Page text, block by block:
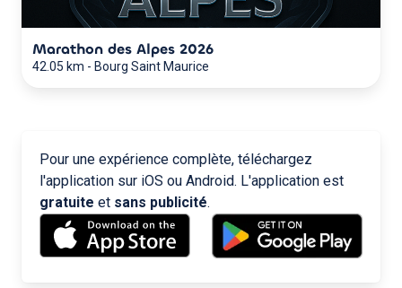
Marathon des Alpes 2026
42.05 km - Bourg Saint Maurice
Pour une expérience complète, téléchargez
l'application sur iOS ou Android. L'application est
gratuite et sans publicité.